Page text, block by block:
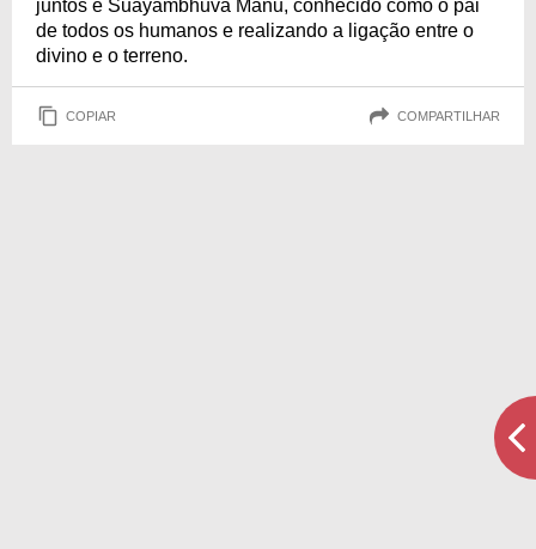
juntos é Suayambhuva Manu, conhecido como o pai
de todos os humanos e realizando a ligação entre o
divino e o terreno.
COPIAR COMPARTILHAR